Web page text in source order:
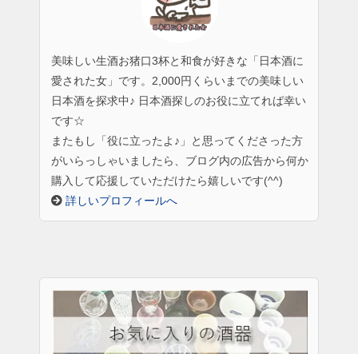
美味しい生酒お猪口3杯と和食が好きな「日本酒に
愛された女」です。2,000円くらいまでの美味しい
日本酒を探求中♪ 日本酒探しのお役に立てれば幸い
です☆
またもし「役に立ったよ♪」と思ってくださった方
がいらっしゃいましたら、ブログ内の広告から何か
購入して応援していただけたら嬉しいです(^^)
詳しいプロフィールへ